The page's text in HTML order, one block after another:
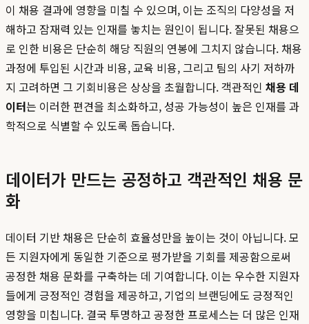
이 채용 결과에 영향을 미칠 수 있으며, 이는 조직의 다양성을 저
해하고 잠재력 있는 인재를 놓치는 원인이 됩니다. 잘못된 채용으
로 인한 비용은 단순히 해당 직원의 연봉에 그치지 않습니다. 채용
과정에 투입된 시간과 비용, 교육 비용, 그리고 팀의 사기 저하까
지 고려하면 그 기회비용은 상상을 초월합니다. 객관적인 채용 데
이터는 이러한 편견을 최소화하고, 성공 가능성이 높은 인재를 과
학적으로 식별할 수 있도록 돕습니다.
데이터가 만드는 공정하고 객관적인 채용 문
화
데이터 기반 채용은 단순히 효율성만을 높이는 것이 아닙니다. 모
든 지원자에게 동일한 기준으로 평가받을 기회를 제공함으로써
공정한 채용 문화를 구축하는 데 기여합니다. 이는 우수한 지원자
들에게 긍정적인 경험을 제공하고, 기업의 브랜딩에도 긍정적인
영향을 미칩니다. 결국 투명하고 공정한 프로세스는 더 많은 인재